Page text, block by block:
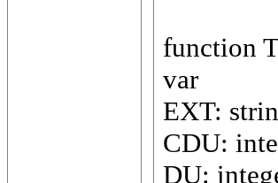
function
var
EXT:
CDU:
DU: